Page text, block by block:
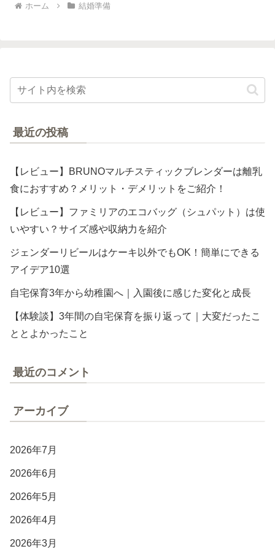
ホーム 結婚準備
最近の投稿
【レビュー】BRUNOマルチスティックブレンダーは離乳
食におすすめ？メリット・デメリットをご紹介！
【レビュー】ファミリアのエコバッグ（シュパット）は使
いやすい？サイズ感や収納力を紹介
ジェンダーリビールはケーキ以外でもOK！簡単にできる
アイデア10選
自宅保育3年から幼稚園へ｜入園後に感じた変化と成長
【体験談】3年間の自宅保育を振り返って｜大変だったこ
ととよかったこと
最近のコメント
アーカイブ
2026年7月
2026年6月
2026年5月
2026年4月
2026年3月